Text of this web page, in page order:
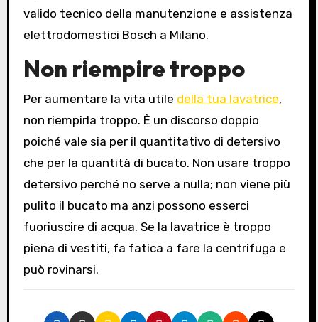
valido tecnico della manutenzione e assistenza
elettrodomestici Bosch a Milano.
Non riempire troppo
Per aumentare la vita utile della tua lavatrice,
non riempirla troppo. È un discorso doppio
poiché vale sia per il quantitativo di detersivo
che per la quantità di bucato. Non usare troppo
detersivo perché no serve a nulla; non viene più
pulito il bucato ma anzi possono esserci
fuoriuscire di acqua. Se la lavatrice è troppo
piena di vestiti, fa fatica a fare la centrifuga e
può rovinarsi.